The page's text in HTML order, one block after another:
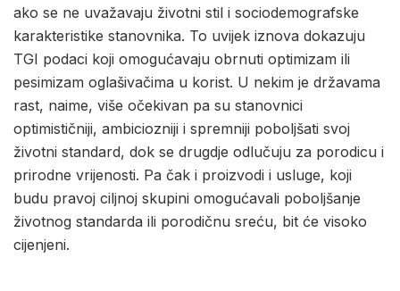
ako se ne uvažavaju životni stil i sociodemografske
karakteristike stanovnika. To uvijek iznova dokazuju
TGI podaci koji omogućavaju obrnuti optimizam ili
pesimizam oglašivačima u korist. U nekim je državama
rast, naime, više očekivan pa su stanovnici
optimističniji, ambiciozniji i spremniji poboljšati svoj
životni standard, dok se drugdje odlučuju za porodicu i
prirodne vrijenosti. Pa čak i proizvodi i usluge, koji
budu pravoj ciljnoj skupini omogućavali poboljšanje
životnog standarda ili porodičnu sreću, bit će visoko
cijenjeni.